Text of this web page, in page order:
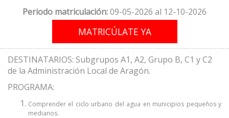
Periodo matriculación:09-05-2026 al 12-10-2026
DESTINATARIOS: Subgrupos A1, A2, Grupo B, C1 y C2
de la Administración Local de Aragón.
PROGRAMA:
Comprender el ciclo urbano del agua en municipios pequeños y
medianos.